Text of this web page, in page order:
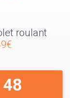
roulant